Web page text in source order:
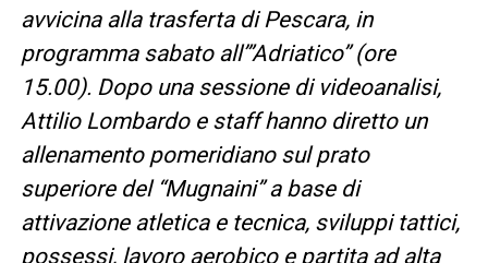
avvicina alla trasferta di Pescara, in
programma sabato all’”Adriatico” (ore
15.00). Dopo una sessione di videoanalisi,
Attilio Lombardo e staff hanno diretto un
allenamento pomeridiano sul prato
superiore del “Mugnaini” a base di
attivazione atletica e tecnica, sviluppi tattici,
possessi, lavoro aerobico e partita ad alta